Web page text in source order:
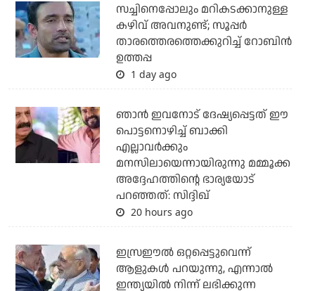
സച്ചിനെപ്പോലും മറികടക്കാനുള്ള
കഴിവ് അവനുണ്ട്; സൂപ്പര്‍
താരത്തെരത്തെക്കുറിച്ച് റോബിന്‍
ഉത്തപ്പ
1 day ago
ഞാന്‍ ഇവനോട് ദേഷ്യപ്പെട്ടത് ഈ
പൊട്ടനൊഴിച്ച് ബാക്കി
എല്ലാവര്‍ക്കും
മനസിലായെന്നായിരുന്നു മമ്മൂക്ക
അദ്ദേഹത്തിന്റെ ഭാര്യയോട്
പറഞ്ഞത്: സിദ്ദിഖ്
20 hours ago
ഇസ്രഈല്‍ ഒറ്റപ്പെട്ടുവെന്ന്
ആളുകള്‍ പറയുന്നു, എന്നാല്‍
ഇന്ത്യയില്‍ നിന്ന് ലഭിക്കുന്ന